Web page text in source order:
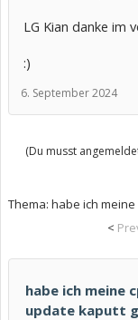
LG Kian danke im
:)
6. September 2024
(Du musst
Thema: habe ich
<
habe ich meine
update kaputt